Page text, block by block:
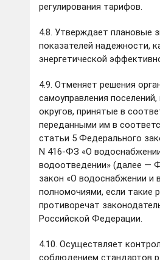
регулирования тарифов.
4.8. Утверждает плановые
показателей надежности,
энергетической
4.9. Отменяет решения
самоуправления поселений,
округов, принятые в
переданными им в
статьи 5 Федерального
N 416-ФЗ «О
водоотведении» (далее —
закон «О водоснабжении и
полномочиями, если такие
противоречат
Российской Федерации.
4.10. Осуществляет
соблюдением стандартов